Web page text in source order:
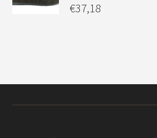
€37,18